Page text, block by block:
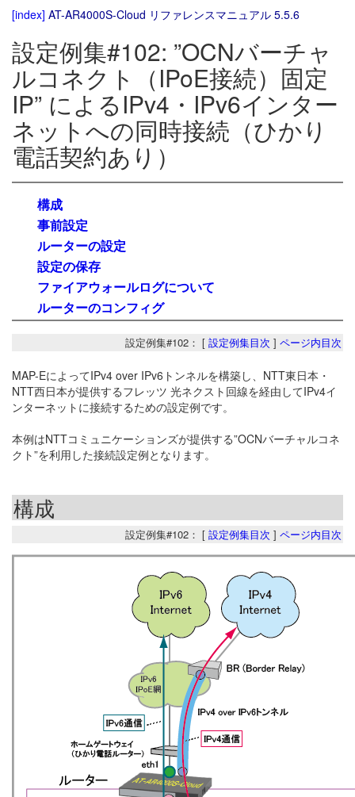
[index] AT-AR4000S-Cloud リファレンスマニュアル 5.5.6
設定例集#102: ”OCNバーチャ
ルコネクト（IPoE接続）固定
IP” によるIPv4・IPv6インター
ネットへの同時接続（ひかり
電話契約あり）
構成
事前設定
ルーターの設定
設定の保存
ファイアウォールログについて
ルーターのコンフィグ
設定例集#102： [ 設定例集目次 ] ページ内目次
MAP-EによってIPv4 over IPv6トンネルを構築し、NTT東日本・
NTT西日本が提供するフレッツ 光ネクスト回線を経由してIPv4イ
ンターネットに接続するための設定例です。
本例はNTTコミュニケーションズが提供する”OCNバーチャルコネ
クト”を利用した接続設定例となります。
構成
設定例集#102： [ 設定例集目次 ] ページ内目次